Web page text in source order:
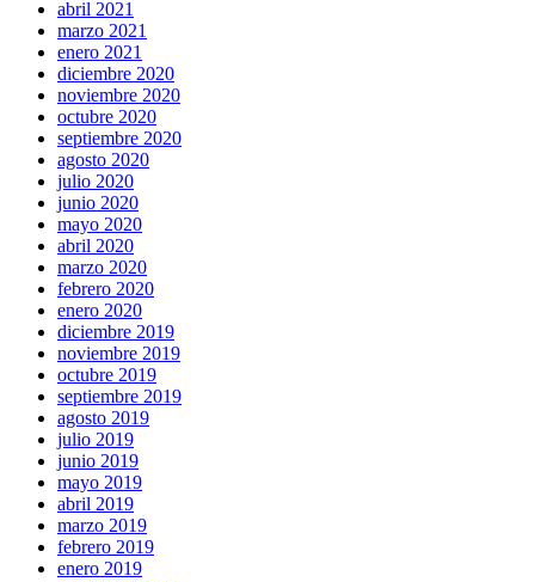
abril 2021
marzo 2021
enero 2021
diciembre 2020
noviembre 2020
octubre 2020
septiembre 2020
agosto 2020
julio 2020
junio 2020
mayo 2020
abril 2020
marzo 2020
febrero 2020
enero 2020
diciembre 2019
noviembre 2019
octubre 2019
septiembre 2019
agosto 2019
julio 2019
junio 2019
mayo 2019
abril 2019
marzo 2019
febrero 2019
enero 2019